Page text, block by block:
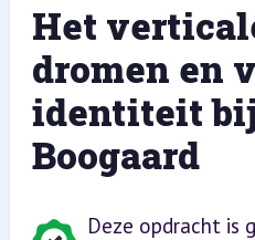
Het
dromen en
identiteit
Boogaard
Deze opdracht is